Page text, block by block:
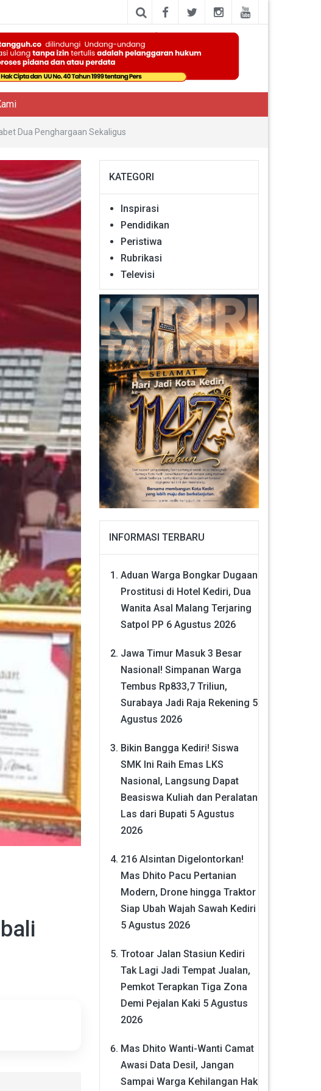
Dua Penghargaan Sekaligus
KATEGORI
Inspirasi
Pendidikan
Peristiwa
Rubrikasi
Televisi
INFORMASI TERBARU
Aduan Warga Bongkar Dugaan
Prostitusi di Hotel Kediri, Dua
Wanita Asal Malang Terjaring
Satpol PP 6 Agustus 2026
Jawa Timur Masuk 3 Besar
Nasional! Simpanan Warga
Tembus Rp833,7 Triliun,
Surabaya Jadi Raja Rekening 5
Agustus 2026
Bikin Bangga Kediri! Siswa
SMK Ini Raih Emas LKS
Nasional, Langsung Dapat
Beasiswa Kuliah dan Peralatan
Las dari Bupati 5 Agustus
2026
216 Alsintan Digelontorkan!
Mas Dhito Pacu Pertanian
Modern, Drone hingga Traktor
Siap Ubah Wajah Sawah Kediri
5 Agustus 2026
Trotoar Jalan Stasiun Kediri
Tak Lagi Jadi Tempat Jualan,
Pemkot Terapkan Tiga Zona
Demi Pejalan Kaki 5 Agustus
2026
Mas Dhito Wanti-Wanti Camat
Awasi Data Desil, Jangan
Sampai Warga Kehilangan Hak